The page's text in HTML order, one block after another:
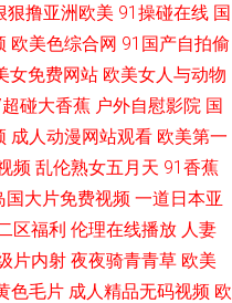
在线观看 综合亚洲97 爱豆在线看
久草三级在线观看 AV网站网址 草
国产精品1000 老湿机69影院 亚
美 91福利精品久久草 精品福利电
狠撸亚洲欧美 91操碰在线 国
欧美色综合网 91国产自拍偷
女免费网站 欧美女人与动物
碰大香蕉 户外自慰影院 国
成人动漫网站观看 欧美第一
频 乱伦熟女五月天 91香蕉
国大片免费视频 一道日本亚
区福利 伦理在线播放 人妻
片内射 夜夜骑青青草 欧美
色毛片 成人精品无码视频 欧